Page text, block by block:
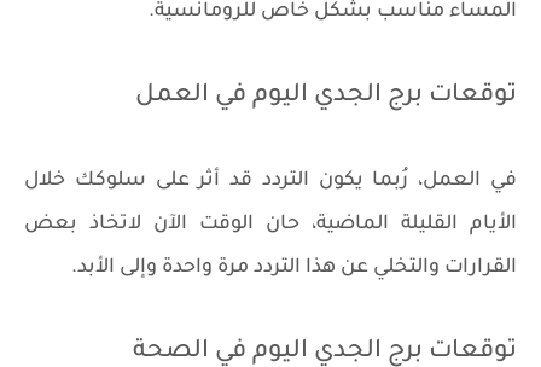
المساء مناسب بشكل خاص للرومانسية.
توقعات برج الجدي اليوم في العمل
في العمل، رُبما يكون التردد قد أثر على سلوكك خلال
الأيام القليلة الماضية، حان الوقت الآن لاتخاذ بعض
القرارات والتخلي عن هذا التردد مرة واحدة وإلى الأبد.
توقعات برج الجدي اليوم في الصحة